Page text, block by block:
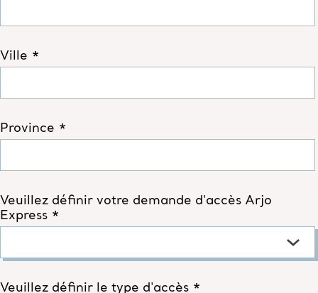
Ville *
Province *
Veuillez définir votre demande d'accès Arjo
Express *
Veuillez définir le type d'accès *